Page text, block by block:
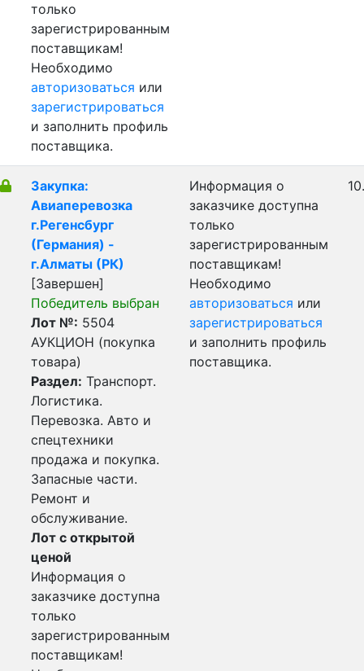
только
зарегистрированным
поставщикам!
Необходимо
авторизоваться или
зарегистрироваться
и заполнить профиль
поставщика.
Закупка:
Авиаперевозка
г.Регенсбург
(Германия) -
г.Алматы (РК)
[Завершен]
Победитель выбран
Лот №: 5504
АУКЦИОН (покупка
товара)
Раздел: Транспорт.
Логистика.
Перевозка. Авто и
спецтехники
продажа и покупка.
Запасные части.
Ремонт и
обслуживание.
Лот с открытой
ценой
Информация о
заказчике доступна
только
зарегистрированным
поставщикам!
Информация о
заказчике доступна
только
зарегистрированным
поставщикам!
Необходимо
авторизоваться или
зарегистрироваться
и заполнить профиль
поставщика.